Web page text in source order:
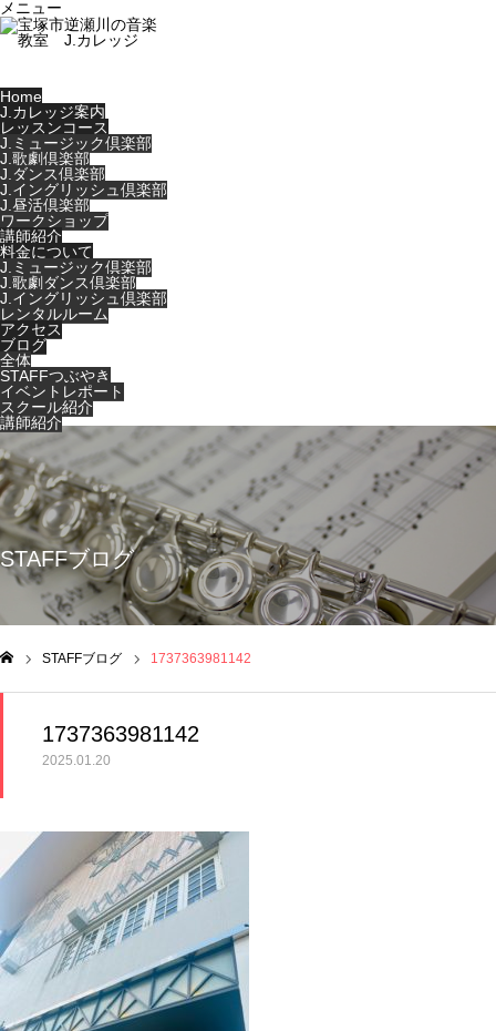
メニュー
Home
J.カレッジ案内
レッスンコース
J.ミュージック倶楽部
J.歌劇倶楽部
J.ダンス倶楽部
J.イングリッシュ倶楽部
J.昼活倶楽部
ワークショップ
講師紹介
料金について
J.ミュージック倶楽部
J.歌劇ダンス倶楽部
J.イングリッシュ倶楽部
レンタルルーム
アクセス
ブログ
全体
STAFFつぶやき
イベントレポート
スクール紹介
講師紹介
Warning
: Undefined variable $cat_id in
/home/users/0/music-
life/web/jcollege-tkz.jp/wp-
content/themes/noel_tcd072/single.php
on line 29
STAFFブログ
STAFFブログ 1737363981142
1737363981142
2025.01.20